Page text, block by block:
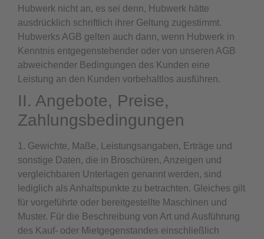
Hubwerk nicht an, es sei denn, Hubwerk hätte
ausdrücklich schriftlich ihrer Geltung zugestimmt.
Hubwerks AGB gelten auch dann, wenn Hubwerk in
Kenntnis entgegenstehender oder von unseren AGB
abweichender Bedingungen des Kunden eine
Leistung an den Kunden vorbehaltlos ausführen.
II. Angebote, Preise,
Zahlungsbedingungen
1. Gewichte, Maße, Leistungsangaben, Erträge und
sonstige Daten, die in Broschüren, Anzeigen und
vergleichbaren Unterlagen genannt werden, sind
lediglich als Anhaltspunkte zu betrachten. Gleiches gilt
für vorgeführte oder bereitgestellte Maschinen und
Muster. Für die Beschreibung von Art und Ausführung
des Kauf- oder Mietgegenstandes einschließlich